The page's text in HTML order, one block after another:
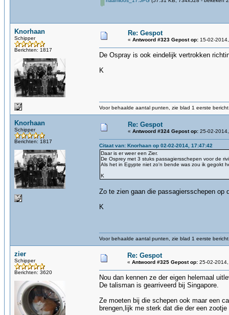
Knorhaan
Schipper
Berichten: 1817
Re: Gespot
« Antwoord #323 Gepost op: 15-02-
De Ospray is ook eindelijk vertrokken
K
Voor behaalde aantal punten, zie blad 1 eerste
Knorhaan
Schipper
Berichten: 1817
Re: Gespot
« Antwoord #324 Gepost op: 25-02-
Citaat van: Knorhaan op 02-02-2014, 17:47:42
Daar is er weer een Zier.
De Osprey met 3 stuks passagiersschepen voor de
Als het in Egypte niet zo'n bende was zou ik gegokt
K
Zo te zien gaan die passagiersschepen op
K
Voor behaalde aantal punten, zie blad 1 eerste
zier
Schipper
Berichten: 3620
Re: Gespot
« Antwoord #325 Gepost op: 25-02-
Nou dan kennen ze der eigen helemaal
De talisman is gearriveerd bij Singapore.
Ze moeten bij die schepen ook maar een
brengen,lijk me sterk dat die der een